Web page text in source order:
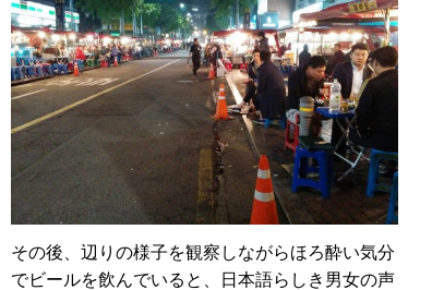
その後、辺りの様子を観察しながらほろ酔い気分
でビールを飲んでいると、日本語らしき男女の声